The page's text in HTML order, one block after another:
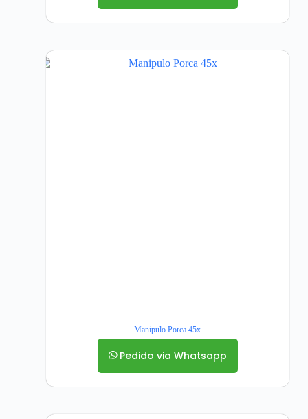
Manipulo Porca 45x
Pedido via Whatsapp